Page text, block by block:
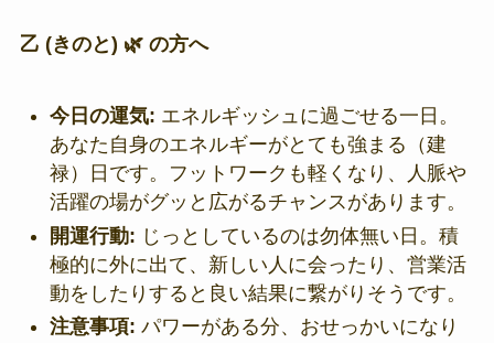
乙 (きのと) 🌿 の方へ
今日の運気: エネルギッシュに過ごせる一日。
あなた自身のエネルギーがとても強まる（建
禄）日です。フットワークも軽くなり、人脈や
活躍の場がグッと広がるチャンスがあります。
開運行動: じっとしているのは勿体無い日。積
極的に外に出て、新しい人に会ったり、営業活
動をしたりすると良い結果に繋がりそうです。
注意事項: パワーがある分、おせっかいになり